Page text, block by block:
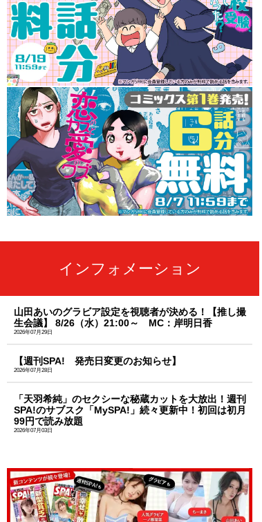
インフォメーション
山田あいのグラビア設定を視聴者が決める！【推し撮
生会議】 8/26（水）21:00～ MC：岸明日香
2026年07月29日
【週刊SPA! 発売日変更のお知らせ】
2026年07月28日
「天羽希純」のセクシーな秘蔵カットを大放出！週刊
SPA!のサブスク「MySPA!」続々更新中！初回は初月
99円で読み放題
2026年07月03日